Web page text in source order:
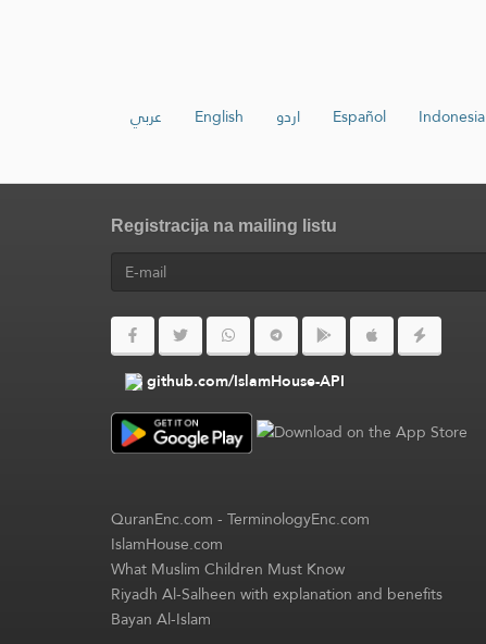
عربي English اردو Español Indonesia
Registracija na mailing listu
github.com/IslamHouse-API
QuranEnc.com-TerminologyEnc.com
IslamHouse.com
What Muslim Children Must Know
Riyadh Al-Salheen with explanation and benefits
Bayan Al-Islam